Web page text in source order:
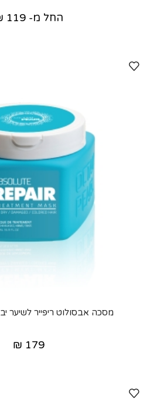
החל מ- 119
מסכה אבסולוט ריפייר לשיער
₪ 179